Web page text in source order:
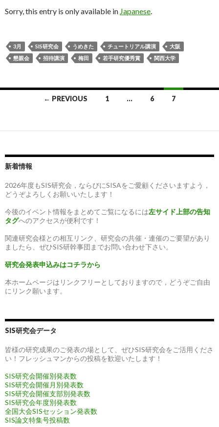
Sorry, this entry is only available in Japanese
3月 SIS研究会 うめきた チュートリアル講演
大阪
懇親会
招待講演 梅田 若手研究優秀賞 関西大学
← PREVIOUS 1 … 6 7
新着情報
2026年度もSIS研究会，ならびにSISAをご愛顧くださいますよう，
どうぞよろしくお願いいたします！
今後のイベント情報をまとめてご覧になるには左サイド上部の告知
タグへのアクセスが便利です！
関連研究会様との相互リンク、研究会の共催・連催のご要望があり
ましたら、ぜひSIS研幹事団までお問い合わせ下さい。
研究会発表申込みはコチラから
本ホームページはリンクフリーとしておりますので，どうぞご自由
にリンク願います。
SIS研究会データ
皆様の研究成果のご発表の場として、ぜひSIS研究会をご活用くださ
い！フレッシュマンからの投稿を歓迎いたします！
SIS研究会開催別発表数
SIS研究会開催月別発表数
SIS研究会開催支部別発表数
SIS研究会年度別発表数
全国大会SISセッション発表数
SIS論文特集号投稿数